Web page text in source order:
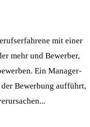
mit einer
mehr und Bewerber,
Ein Manager-
Bewerbung aufführt,